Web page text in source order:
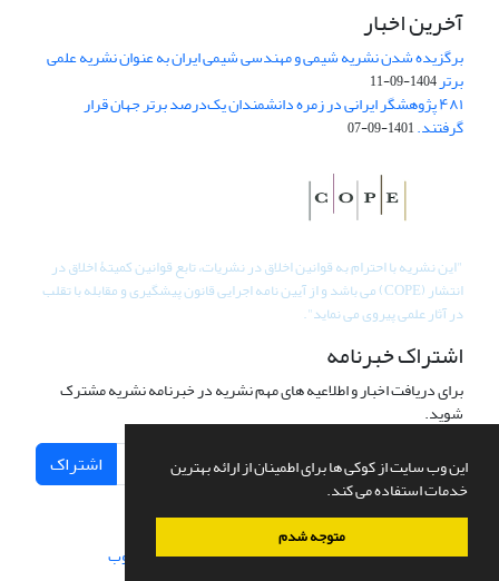
این وب سایت از کوکی ها برای اطمینان از ارائه بهترین
خدمات استفاده می کند.
متوجه شدم
آخرین اخبار
برگزیده شدن نشریه شیمی و مهندسی شیمی ایران به عنوان نشریه علمی
برتر1404-09-11
۴۸۱ پژوهشگر ایرانی در زمره دانشمندان یک‌درصد برتر جهان قرار
گرفتند.1401-09-07
"این نشریه با احترام به قوانین اخلاق در نشریات، تابع قوانین کمیتۀ اخلاق در
انتشار (COPE) می باشد و از آیین نامه اجرایی قانون پیشگیری و مقابله با تقلب
در آثار علمی پیروی می نماید".
اشتراک خبرنامه
برای دریافت اخبار و اطلاعیه های مهم نشریه در خبرنامه نشریه مشترک
شوید.
اشتراک
سامانه مدیریت نشریات علمی.طراحی و پیاده سازی از سیناوب